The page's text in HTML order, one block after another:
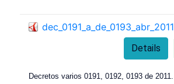
dec_0191_a_de_0193_abr_2011
Details
Decretos varios 0191, 0192, 0193 de 2011.